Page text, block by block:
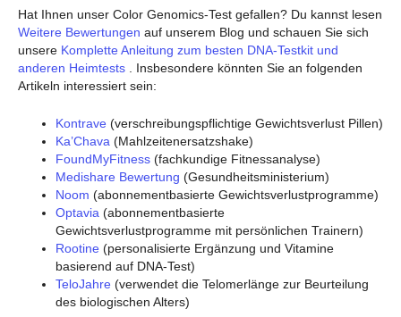
Hat Ihnen unser Color Genomics-Test gefallen? Du kannst lesen
Weitere Bewertungen auf unserem Blog und schauen Sie sich
unsere Komplette Anleitung zum besten DNA-Testkit und
anderen Heimtests . Insbesondere könnten Sie an folgenden
Artikeln interessiert sein:
Kontrave (verschreibungspflichtige Gewichtsverlust Pillen)
Ka’Chava (Mahlzeitenersatzshake)
FoundMyFitness (fachkundige Fitnessanalyse)
Medishare Bewertung (Gesundheitsministerium)
Noom (abonnementbasierte Gewichtsverlustprogramme)
Optavia (abonnementbasierte
Gewichtsverlustprogramme mit persönlichen Trainern)
Rootine (personalisierte Ergänzung und Vitamine
basierend auf DNA-Test)
TeloJahre (verwendet die Telomerlänge zur Beurteilung
des biologischen Alters)